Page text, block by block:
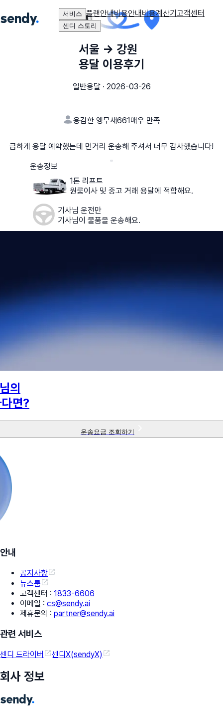
서비스 플랜안내비용안내비용계산기고객센터
센디 스토리
서울 → 강원
용달 이용후기
일반용달· 2026-03-26
용감한 앵무새661매우 만족
급하게 용달 예약했는데 먼거리 운송해 주셔서 너무 감사했습니다!
운송정보
1톤 리프트
원룸이사 및 중고 거래 용달에 적합해요.
기사님 운전만
기사님이 물품을 운송해요.
님의
면?
운송요금 조회하기
안내
공지사항
뉴스룸
고객센터 : 1833-6606
이메일 : cs@sendy.ai
제휴문의 : partner@sendy.ai
관련 서비스
센디 드라이버 센디X(sendyX)
회사 정보